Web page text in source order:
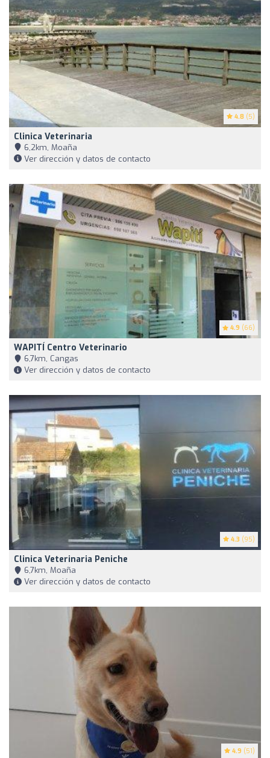
4.8 (5)
Clinica Veterinaria
6,2km, Moaña
Ver dirección y datos de contacto
4.9 (66)
WAPITÍ Centro Veterinario
6,7km, Cangas
Ver dirección y datos de contacto
4.3 (95)
Clinica Veterinaria Peniche
6,7km, Moaña
Ver dirección y datos de contacto
4.9 (51)